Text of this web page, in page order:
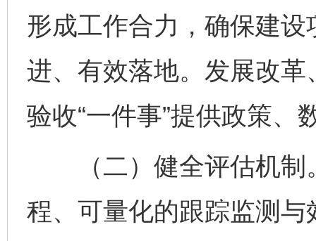
形成工作合力，确保建设
进、有效落地。发展改
验收“一件事”提供政策、
（二）健全评估机制
程、可量化的跟踪监测